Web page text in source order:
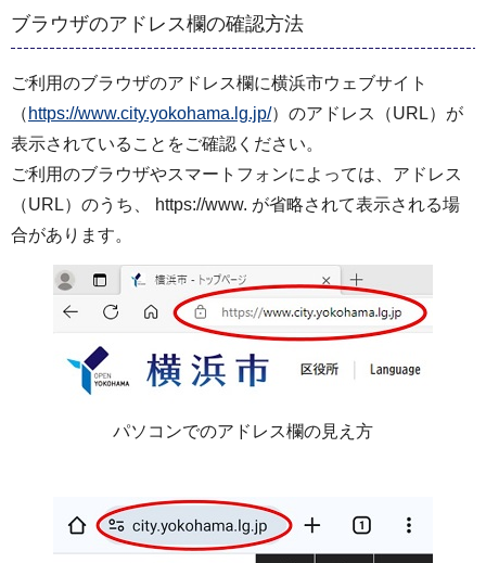
ブラウザのアドレス欄の確認方法
ご利用のブラウザのアドレス欄に横浜市ウェブサイト
（ https://www.city.yokohama.lg.jp/）のアドレス（URL）が
表示されていることをご確認ください。
ご利用のブラウザやスマートフォンによっては、アドレス
（URL）のうち、 https://www. が省略されて表示される場
合があります。
パソコンでのアドレス欄の見え方